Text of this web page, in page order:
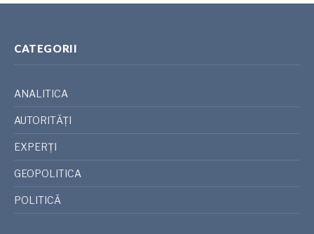
CATEGORII
ANALITICA
AUTORITĂȚI
EXPERȚI
GEOPOLITICA
POLITICĂ